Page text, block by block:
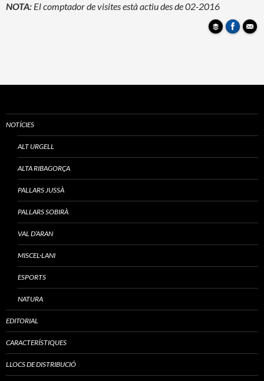
NOTA: El comptador de visites està actiu des de 02-2016
NOTÍCIES
ALT URGELL
ALTA RIBAGORÇA
PALLARS JUSSÀ
PALLARS SOBIRÀ
VAL D’ARAN
MISCEL·LANI
ESPORTS
NATURA
EDITORIAL
CARACTERÍSTIQUES
LLOCS DE DISTRIBUCIÓ